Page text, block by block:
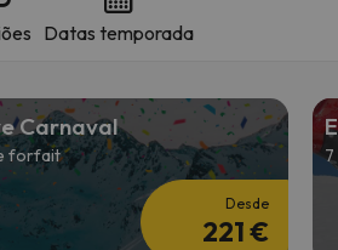
a sua bússola, estará de volta.
Datas temporada
Carnaval
forfait
Desde
221 €